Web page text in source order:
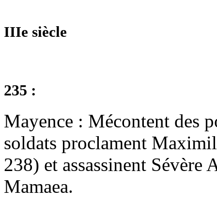
IIIe siècle
235 :
Mayence : Mécontent des
soldats proclament
238) et assassinent Sévère
Mamaea.